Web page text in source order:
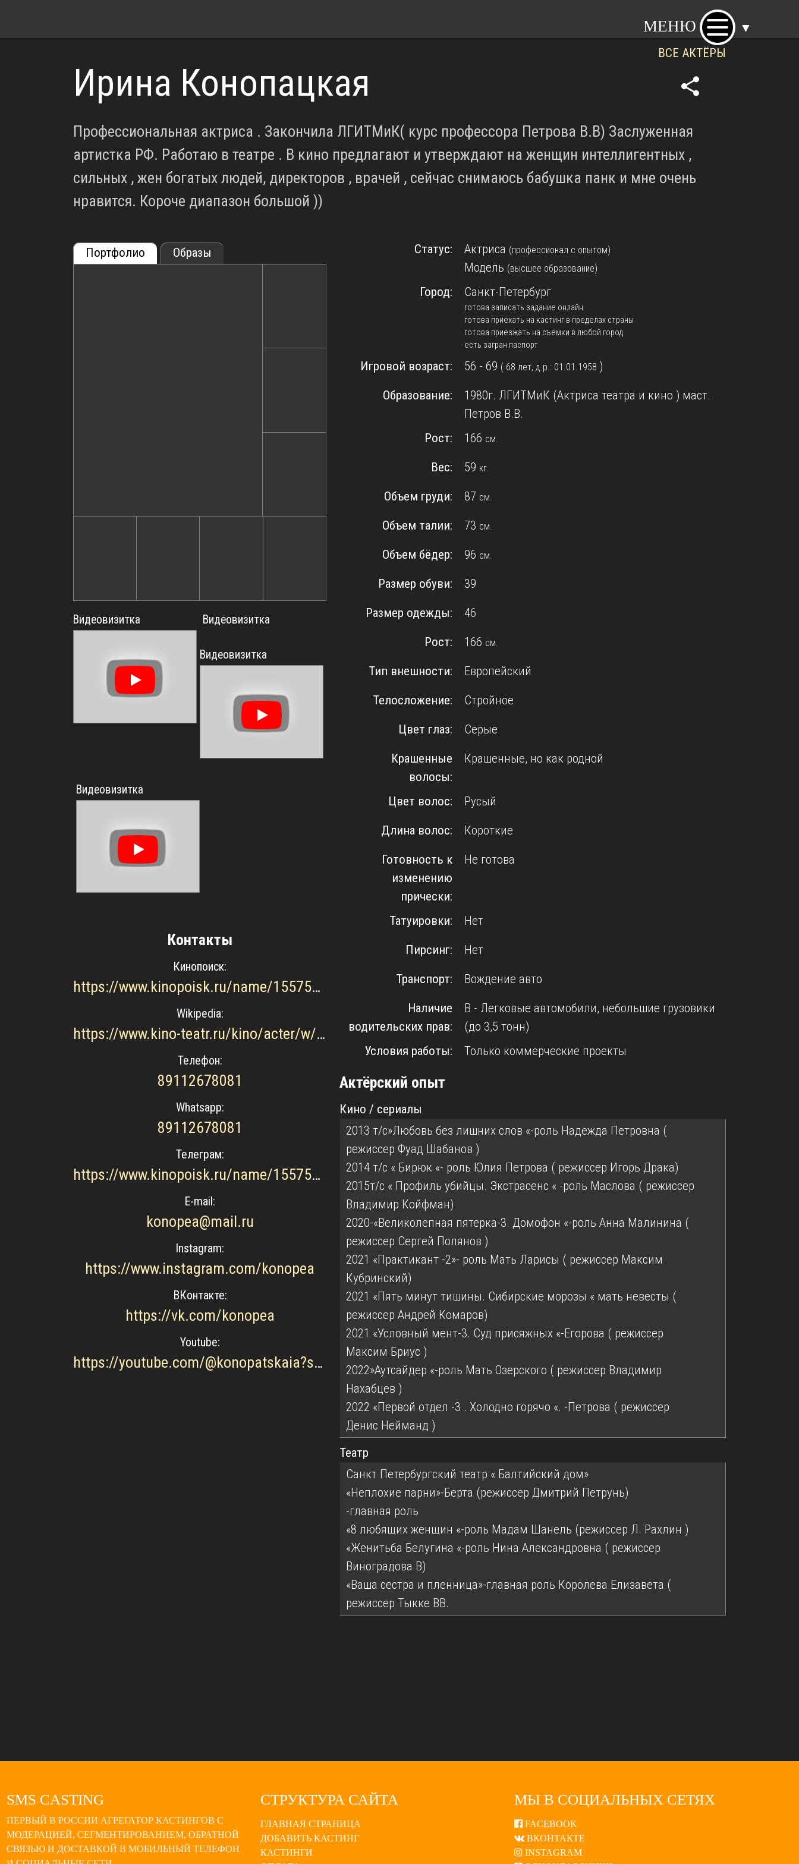
▼
МЕНЮ
ВСЕ АКТЁРЫ
Ирина Конопацкая share
Профессиональная актриса . Закончила ЛГИТМиК( курс профессора Петрова В.В) Заслуженная
артистка РФ. Работаю в театре . В кино предлагают и утверждают на женщин интеллигентных ,
сильных , жен богатых людей, директоров , врачей , сейчас снимаюсь бабушка панк и мне очень
нравится. Короче диапазон большой ))
Портфолио Образы
Видеовизитка Видеовизитка
Видеовизитка
Видеовизитка
Контакты
Кинопоиск:
https://www.kinopoisk.ru/name/1557560/
Wikipedia:
https://www.kino-teatr.ru/kino/acter/w/ros/9585/bio/?ysclid=m6p0zh34ta606579598
Телефон:
89112678081
Whatsapp:
89112678081
Телеграм:
https://www.kinopoisk.ru/name/1557560/
E-mail:
konopea@mail.ru
Instagram:
https://www.instagram.com/konopea
ВКонтакте:
https://vk.com/konopea
Youtube:
https://youtube.com/@konopatskaia?si=CFfzSrVqlzWMal8l
Статус: Актриса (профессионал с опытом)
Модель (высшее образование)
Город: Санкт-Петербург
готова записать задание онлайн
готова приехать на кастинг в пределах страны
готова приезжать на съемки в любой город
есть загран.паспорт
Игровой возраст: 56 - 69 ( 68 лет, д.р.: 01.01.1958 )
Образование:
1980г. ЛГИТМиК (Актриса театра и кино ) маст.
Петров В.В.
Рост:
166 см.
Вес: 59 кг.
Объем груди: 87 см.
Объем талии: 73 см.
Объем бёдер: 96 см.
Размер обуви: 39
Размер одежды: 46
Рост: 166 см.
Тип внешности: Европейский
Телосложение: Стройное
Цвет глаз: Серые
Крашенные
волосы:
Крашенные, но как родной
Цвет волос: Русый
Длина волос: Короткие
Готовность к
изменению
прически:
Не готова
Татуировки: Нет
Пирсинг: Нет
Транспорт: Вождение авто
Наличие
водительских прав:
B - Легковые автомобили, небольшие грузовики
(до 3,5 тонн)
Условия работы:
Только коммерческие проекты
Актёрский опыт
Кино / сериалы
2013 т/с»Любовь без лишних слов «-роль Надежда Петровна (
режиссер Фуад Шабанов )
2014 т/с « Бирюк «- роль Юлия Петрова ( режиссер Игорь Драка)
2015т/с « Профиль убийцы. Экстрасенс « -роль Маслова ( режиссер
Владимир Койфман)
2020-«Великолепная пятерка-3. Домофон «-роль Анна Малинина (
режиссер Сергей Полянов )
2021 «Практикант -2»- роль Мать Ларисы ( режиссер Максим
Кубринский)
2021 «Пять минут тишины. Сибирские морозы « мать невесты (
режиссер Андрей Комаров)
2021 «Условный мент-3. Суд присяжных «-Егорова ( режиссер
Максим Бриус )
2022»Аутсайдер «-роль Мать Озерского ( режиссер Владимир
Нахабцев )
2022 «Первой отдел -3 . Холодно горячо «. -Петрова ( режиссер
Денис Нейманд )
Театр
Санкт Петербургский театр « Балтийский дом»
«Неплохие парни»-Берта (режиссер Дмитрий Петрунь)
-главная роль
«8 любящих женщин «-роль Мадам Шанель (режиссер Л. Рахлин )
«Женитьба Белугина «-роль Нина Александровна ( режиссер
Виноградова В)
«Ваша сестра и пленница»-главная роль Королева Елизавета (
режиссер Тыкке ВВ.
SMS CASTING
ПЕРВЫЙ В РОССИИ АГРЕГАТОР КАСТИНГОВ С
МОДЕРАЦИЕЙ, СЕГМЕНТИРОВАНИЕМ, ОБРАТНОЙ
СВЯЗЬЮ И ДОСТАВКОЙ В МОБИЛЬНЫЙ ТЕЛЕФОН
СТРУКТУРА САЙТА
ГЛАВНАЯ СТРАНИЦА
ДОБАВИТЬ КАСТИНГ
КАСТИНГИ
МЫ В СОЦИАЛЬНЫХ СЕТЯХ
FACEBOOK
ВКОНТАКТЕ
INSTAGRAM